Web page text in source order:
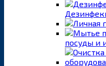
посуды и